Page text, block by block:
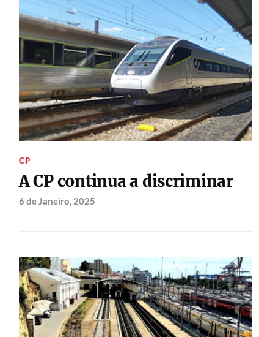
CP
A CP continua a discriminar
6 de Janeiro, 2025